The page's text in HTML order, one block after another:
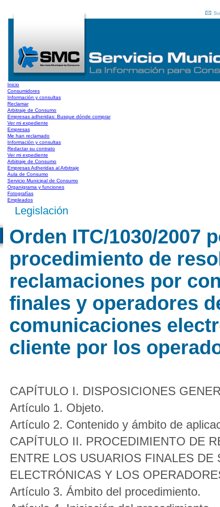
Inicio
Consumidores
Información y consultas
Reclamar
Arbitraje de Consumo
Empresas adheridas: Busque dónde comprar
Ver mi expediente
Empresas
Me han reclamado
Información y consultas
Redactar su contrato
Ver mi expediente
Arbitraje de Consumo
Empresas Adheridas al Arbitraje
Aula de Consumo
Servicio Municipal de Consumo
Organigrama y funciones
Fotografías
Empleados
Legislación
Orden ITC/1030/2007
procedimiento de
reclamaciones por
finales y operadores
comunicaciones
cliente por los
CAPÍTULO I. DISPOSICIONES
Artículo 1. Objeto.
Artículo 2. Contenido y ámbito de
CAPÍTULO II. PROCEDIMIENTO DE
ENTRE LOS USUARIOS FINALES
ELECTRÓNICAS Y LOS
Artículo 3. Ámbito del procedimiento.